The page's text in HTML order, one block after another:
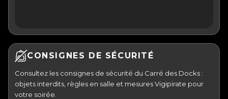
CONSIGNES DE SÉCURITÉ
Consultez les consignes de sécurité du Carré des Docks :
objets interdits, règles en salle et mesures Vigipirate pour
votre soirée.